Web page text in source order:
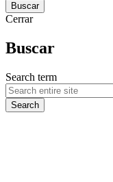
Buscar
Cerrar
Buscar
Search term